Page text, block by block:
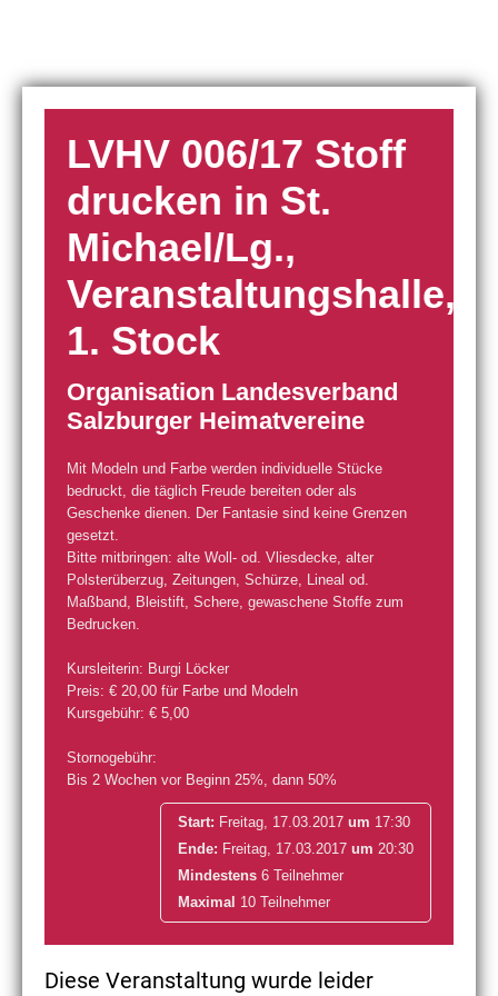
LVHV 006/17 Stoff
drucken in St.
Michael/Lg.,
Veranstaltungshalle,
1. Stock
Organisation Landesverband
Salzburger Heimatvereine
Mit Modeln und Farbe werden individuelle Stücke
bedruckt, die täglich Freude bereiten oder als
Geschenke dienen. Der Fantasie sind keine Grenzen
gesetzt.
Bitte mitbringen: alte Woll- od. Vliesdecke, alter
Polsterüberzug, Zeitungen, Schürze, Lineal od.
Maßband, Bleistift, Schere, gewaschene Stoffe zum
Bedrucken.
Kursleiterin: Burgi Löcker
Preis: € 20,00 für Farbe und Modeln
Kursgebühr: € 5,00
Stornogebühr:
Bis 2 Wochen vor Beginn 25%, dann 50%
Start: Freitag, 17.03.2017 um 17:30
Ende: Freitag, 17.03.2017 um 20:30
Mindestens 6 Teilnehmer
Maximal 10 Teilnehmer
Diese Veranstaltung wurde leider